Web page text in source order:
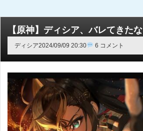
【原神】ディシア、バレてきたな
ディシア2024/09/09 20:30 6 コメント